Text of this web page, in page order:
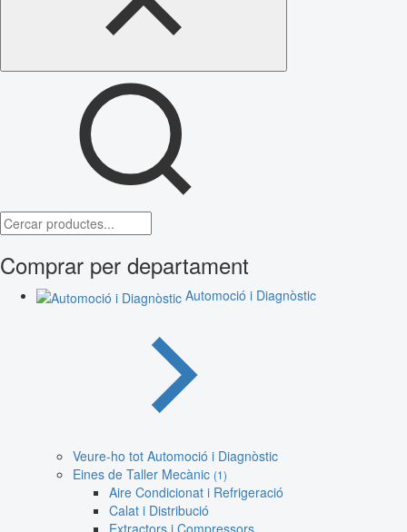
Comprar per departament
Automoció i Diagnòstic
Veure-ho tot Automoció i Diagnòstic
Eines de Taller Mecànic (1)
Aire Condicionat i Refrigeració
Calat i Distribució
Extractors i Compressors